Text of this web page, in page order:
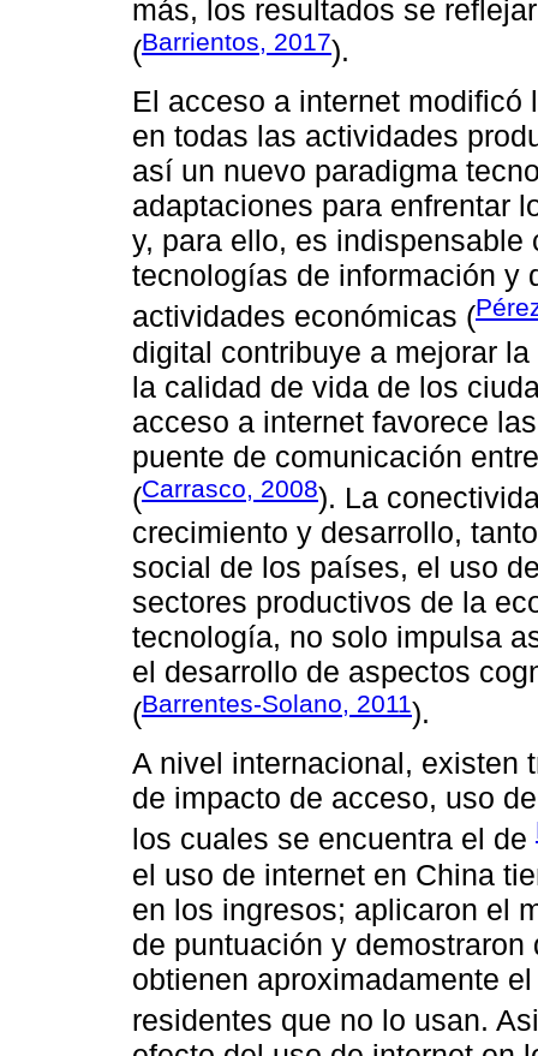
más, los resultados se
(Barrientos, 2017).
El acceso a internet
en todas las actividades
así un nuevo paradigma
adaptaciones para enfrentar
y, para ello, es
tecnologías de información y
actividades económicas (
digital contribuye a mejorar
la calidad de vida de los
acceso a internet favorece
puente de comunicación
(Carrasco, 2008). La
crecimiento y desarrollo,
social de los países, el uso
sectores productivos de la
tecnología, no solo impulsa
el desarrollo de aspectos
(Barrentes-Solano, 2011).
A nivel internacional, existen
de impacto de acceso, uso
los cuales se encuentra el de
el uso de internet en China
en los ingresos; aplicaron el
de puntuación y
obtienen aproximadamente
residentes que no lo usan.